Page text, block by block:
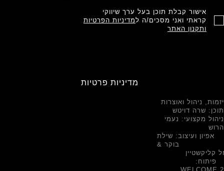
אישור קבלת תוכן בעל ערך שיווקי
קראתי ואני מסכים/ה למדיניות הפרטיות
ותקנון האתר
מדיניות פרטיות
יזמות, ניהול ואוצרות
תוכן: שרה דויטש
ניהול מקצועי: נעמי
הרוש
אפיון ועיצוב: שילת
בוקר &
קליקשטיין
פיתוח: